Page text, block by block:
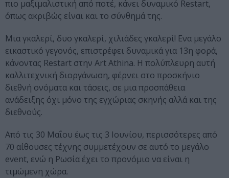
πιο μαξιμαλιστική από ποτέ, κάνει δυναμικό Restart,
όπως ακριβώς είναι και το σύνθημά της.
Μια γκαλερί, δυο γκαλερί, χιλιάδες γκαλερί! Ενα μεγάλο
εικαστικό γεγονός, επιστρέφει δυναμικά για 13η φορά,
κάνοντας Restart στην Art Athina. H πολύπλευρη αυτή
καλλιτεχνική διοργάνωση, φέρνει στο προσκήνιο
διεθνή ονόματα και τάσεις, σε μια προσπάθεια
ανάδειξης όχι μόνο της εγχώριας σκηνής αλλά και της
διεθνούς.
Από τις 30 Μαΐου έως τις 3 Ιουνίου, περισσότερες από
70 αίθουσες τέχνης συμμετέχουν σε αυτό το μεγάλο
event, ενώ η Ρωσία έχει το προνόμιο να είναι η
τιμώμενη χώρα.